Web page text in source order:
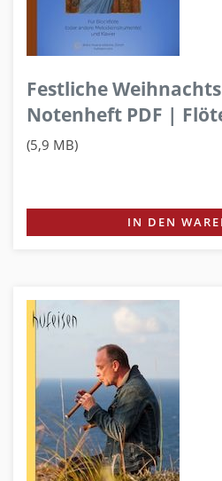
Festliche
Notenheft PDF |
(5,9 MB)
IN DEN